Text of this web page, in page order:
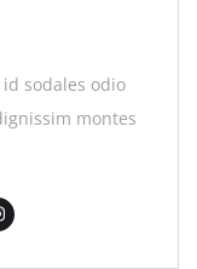
sodales odio
montes